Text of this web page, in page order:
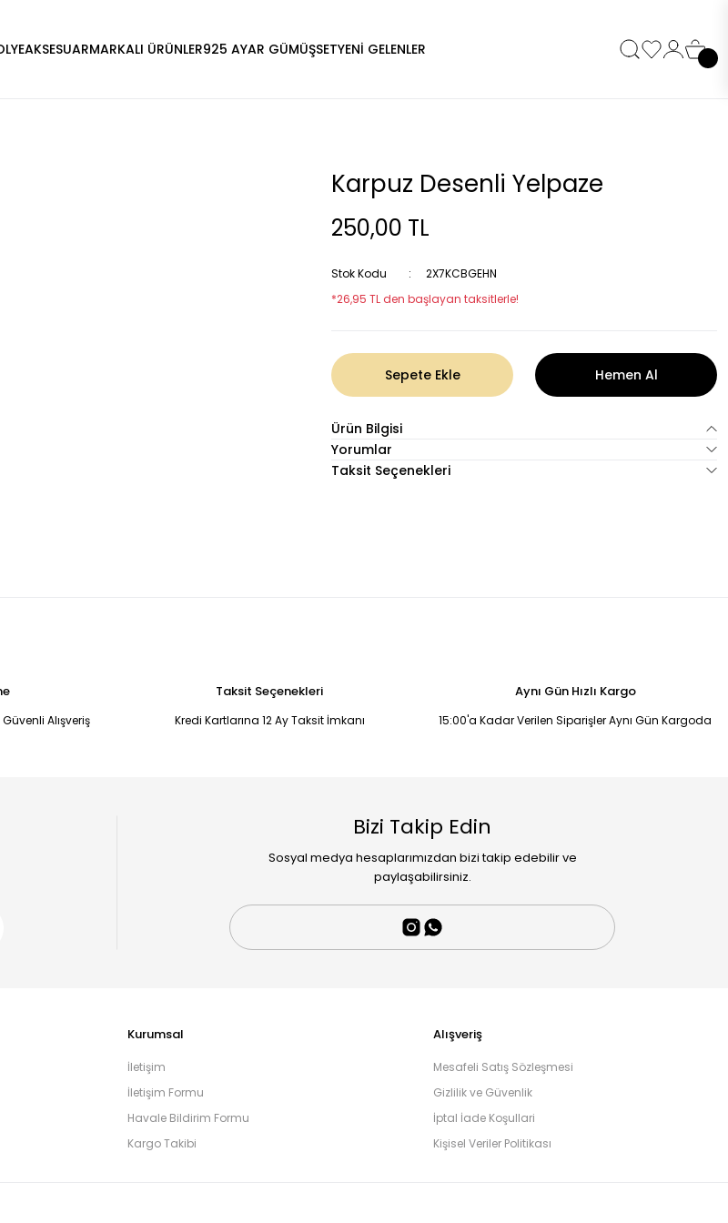
AKSESUARMARKALI ÜRÜNLER925 AYAR GÜMÜŞSETYENİ GELENLER
Karpuz Desenli Yelpaze
250,00 TL
Stok Kodu
2X7KCBGEHN
*26,95 TL den başlayan taksitlerle!
Sepete Ekle Hemen Al
Ürün Bilgisi
Yorumlar
Taksit Seçenekleri
Alışveriş
Taksit Seçenekleri
Kredi Kartlarına 12 Ay Taksit İmkanı
Aynı Gün Hızlı Kargo
15:00'a Kadar Verilen Siparişler Aynı Gün Kargoda
Bizi Takip Edin
Sosyal medya hesaplarımızdan bizi takip edebilir ve
paylaşabilirsiniz.
Kurumsal
İletişim
İletişim Formu
Havale Bildirim Formu
Kargo Takibi
Alışveriş
Mesafeli Satış Sözleşmesi
Gizlilik ve Güvenlik
İptal İade Koşullari
Kişisel Veriler Politikası